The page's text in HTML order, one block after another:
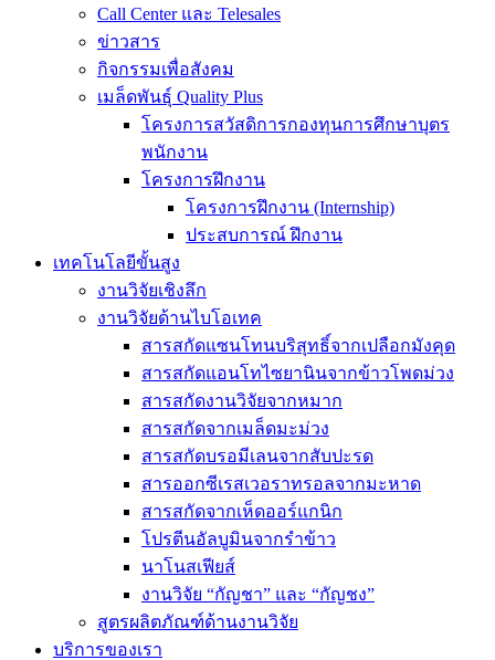
Call Center และ Telesales
ข่าวสาร
กิจกรรมเพื่อสังคม
เมล็ดพันธุ์ Quality Plus
โครงการสวัสดิการกองทุนการศึกษาบุตร
พนักงาน
โครงการฝึกงาน
โครงการฝึกงาน (Internship)
ประสบการณ์ ฝึกงาน
เทคโนโลยีขั้นสูง
งานวิจัยเชิงลึก
งานวิจัยด้านไบโอเทค
สารสกัดแซนโทนบริสุทธิ์จากเปลือกมังคุด
สารสกัดแอนโทไซยานินจากข้าวโพดม่วง
สารสกัดงานวิจัยจากหมาก
สารสกัดจากเมล็ดมะม่วง
สารสกัดบรอมีเลนจากสับปะรด
สารออกซีเรสเวอราทรอลจากมะหาด
สารสกัดจากเห็ดออร์แกนิก
โปรตีนอัลบูมินจากรำข้าว
นาโนสเฟียส์
งานวิจัย “กัญชา” และ “กัญชง”
สูตรผลิตภัณฑ์ด้านงานวิจัย
บริการของเรา